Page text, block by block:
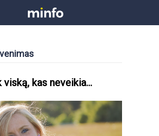
viską, kas neveikia…